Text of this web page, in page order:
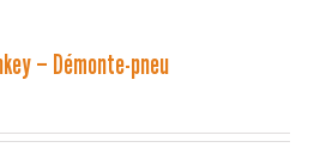
– Démonte-pneu